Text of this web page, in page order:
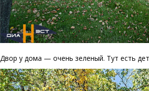
Двор у дома — очень зеленый. Тут есть